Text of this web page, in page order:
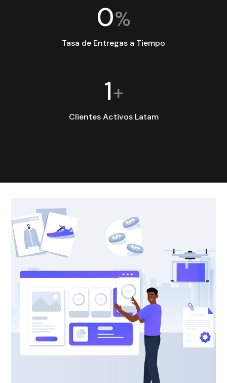
0%
Tasa de Entregas a Tiempo
1+
Clientes Activos Latam